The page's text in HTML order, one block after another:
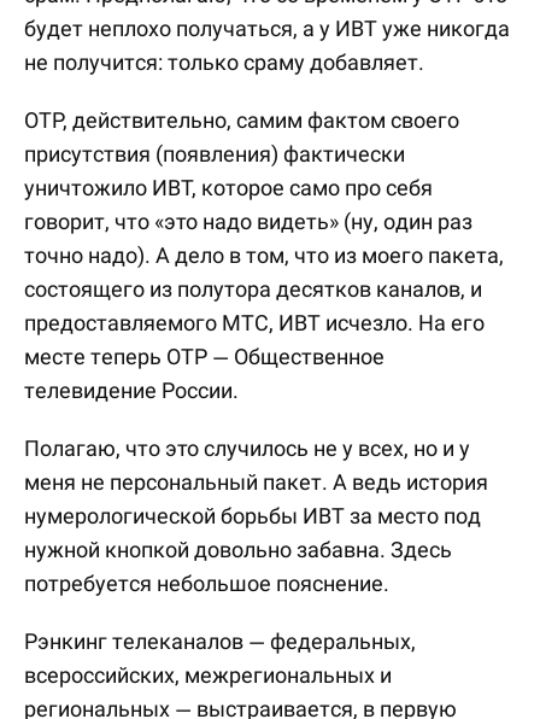
будет неплохо получаться, а у ИВТ уже никогда
не получится: только сраму добавляет.
ОТР, действительно, самим фактом своего
присутствия (появления) фактически
уничтожило ИВТ, которое само про себя
говорит, что «это надо видеть» (ну, один раз
точно надо). А дело в том, что из моего пакета,
состоящего из полутора десятков каналов, и
предоставляемого МТС, ИВТ исчезло. На его
месте теперь ОТР — Общественное
телевидение России.
Полагаю, что это случилось не у всех, но и у
меня не персональный пакет. А ведь история
нумерологической борьбы ИВТ за место под
нужной кнопкой довольно забавна. Здесь
потребуется небольшое пояснение.
Рэнкинг телеканалов — федеральных,
всероссийских, межрегиональных и
региональных — выстраивается, в первую